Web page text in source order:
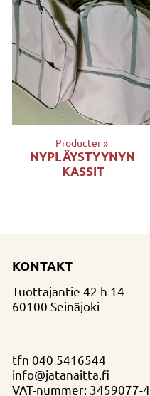
Producter‪»
NYPLÄYSTYYNYN
KASSIT
KONTAKT
Tuottajantie 42 h 14
60100 Seinäjoki
tfn 040 5416544
info@jatanaitta.fi
VAT-nummer: 3459077-4